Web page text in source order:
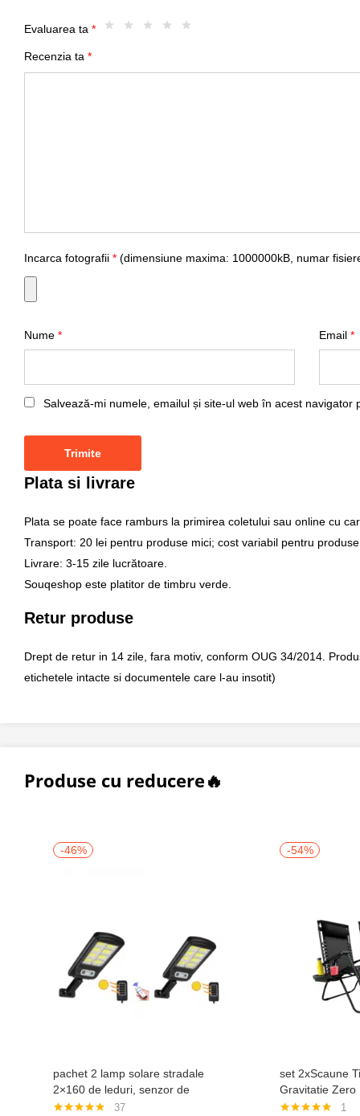
Evaluarea ta *
Recenzia ta *
Incarca fotografii * (dimensiune maxima: 1000000kB, numar
Nume * Email *
Salvează-mi numele, emailul și site-ul web în acest
Plata si livrare
Plata se poate face ramburs la primirea coletului sau online cu
Transport: 20 lei pentru produse mici; cost variabil pentru
Livrare: 3-15 zile lucrătoare.
Souqeshop este platitor de timbru verde.
Retur produse
Drept de retur in 14 zile, fara motiv, conform OUG 34/2014.
etichetele intacte si documentele care l-au insotit)
Produse cu reducere🔥
-46%
pachet 2 lamp solare stradale
2×160 de leduri, senzor de
miscare
37
-54%
set 2xScaune
Gravitatie Zero
Gradina Sau1